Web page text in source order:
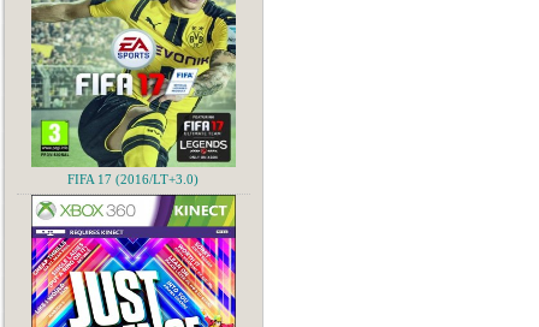
FIFA 17 (2016/LT+3.0)